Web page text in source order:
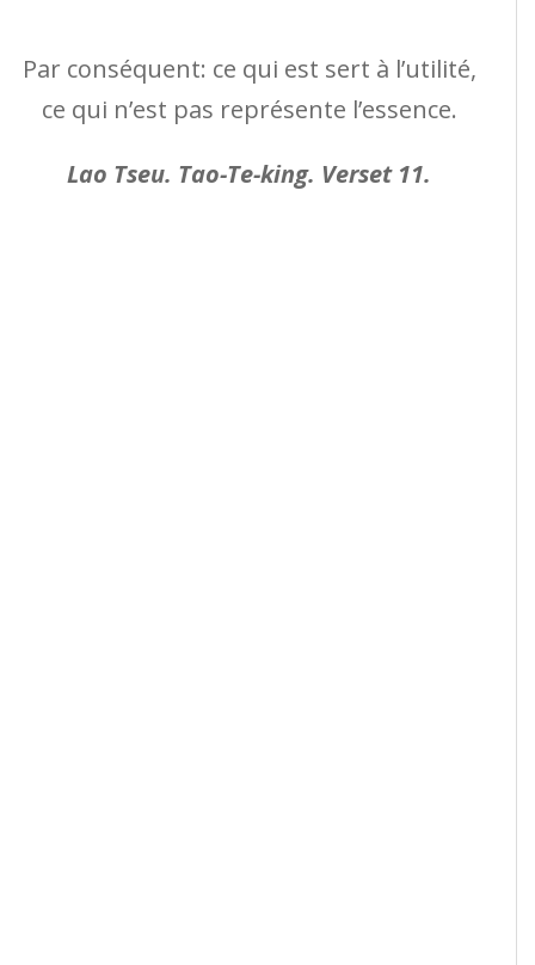
Par conséquent: ce qui est sert à l’utilité,
ce qui n’est pas représente l’essence.
Lao Tseu. Tao-Te-king. Verset 11.